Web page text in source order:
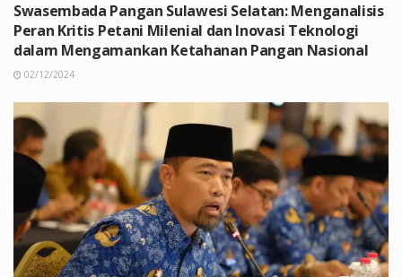
Swasembada Pangan Sulawesi Selatan: Menganalisis
Peran Kritis Petani Milenial dan Inovasi Teknologi
dalam Mengamankan Ketahanan Pangan Nasional
02/12/2024